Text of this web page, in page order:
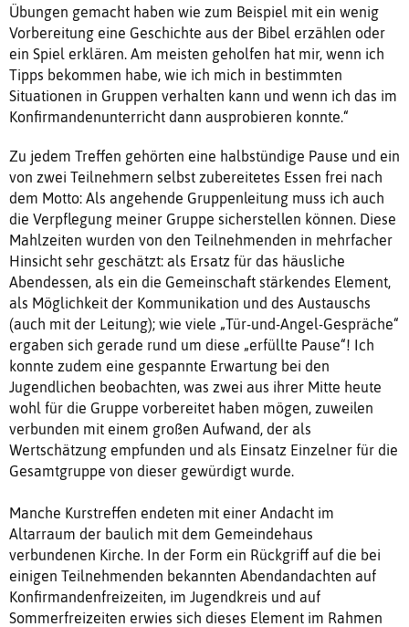
Übungen gemacht haben wie zum Beispiel mit ein wenig
Vorbereitung eine Geschichte aus der Bibel erzählen oder
ein Spiel erklären. Am meisten geholfen hat mir, wenn ich
Tipps bekommen habe, wie ich mich in bestimmten
Situationen in Gruppen verhalten kann und wenn ich das im
Konfirmandenunterricht dann ausprobieren konnte.“
Zu jedem Treffen gehörten eine halbstündige Pause und ein
von zwei Teilnehmern selbst zubereitetes Essen frei nach
dem Motto: Als angehende Gruppenleitung muss ich auch
die Verpflegung meiner Gruppe sicherstellen können. Diese
Mahlzeiten wurden von den Teilnehmenden in mehrfacher
Hinsicht sehr geschätzt: als Ersatz für das häusliche
Abendessen, als ein die Gemeinschaft stärkendes Element,
als Möglichkeit der Kommunikation und des Austauschs
(auch mit der Leitung); wie viele „Tür-und-Angel-Gespräche“
ergaben sich gerade rund um diese „erfüllte Pause“! Ich
konnte zudem eine gespannte Erwartung bei den
Jugendlichen beobachten, was zwei aus ihrer Mitte heute
wohl für die Gruppe vorbereitet haben mögen, zuweilen
verbunden mit einem großen Aufwand, der als
Wertschätzung empfunden und als Einsatz Einzelner für die
Gesamtgruppe von dieser gewürdigt wurde.
Manche Kurstreffen endeten mit einer Andacht im
Altarraum der baulich mit dem Gemeindehaus
verbundenen Kirche. In der Form ein Rückgriff auf die bei
einigen Teilnehmenden bekannten Abendandachten auf
Konfirmandenfreizeiten, im Jugendkreis und auf
Sommerfreizeiten erwies sich dieses Element im Rahmen